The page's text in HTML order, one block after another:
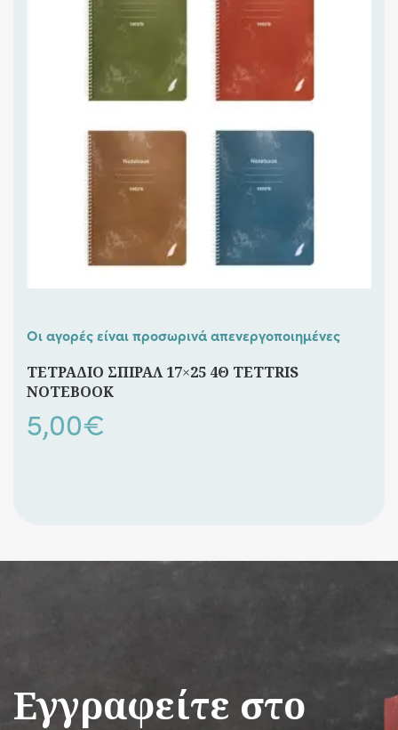
Οι αγορές είναι προσωρινά απενεργοποιημένες
ΤΕΤΡΑΔΙΟ ΣΠΙΡΑΛ 17×25 4Θ TETTRIS
NOTEBOOK
5,00€
Εγγραφείτε στο